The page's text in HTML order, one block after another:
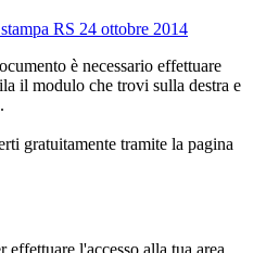
RS 24 ottobre 2014
è necessario effettuare
il modulo che trovi sulla destra e
gratuitamente tramite la pagina
l'accesso alla tua area